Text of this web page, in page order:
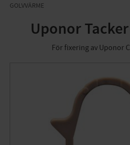
GOLVVÄRME
Uponor
För fixering av Uponor